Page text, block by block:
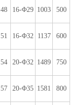
48 16-Φ29 1003 500
51 16-Φ32 1137 600
54 20-Φ32 1489 750
57 20-Φ35 1581 800